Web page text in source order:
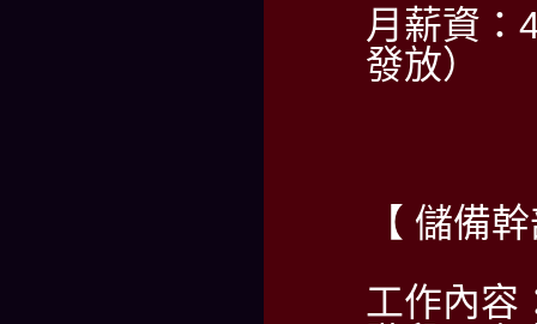
月薪資：
發放）
【 儲備
工作內容